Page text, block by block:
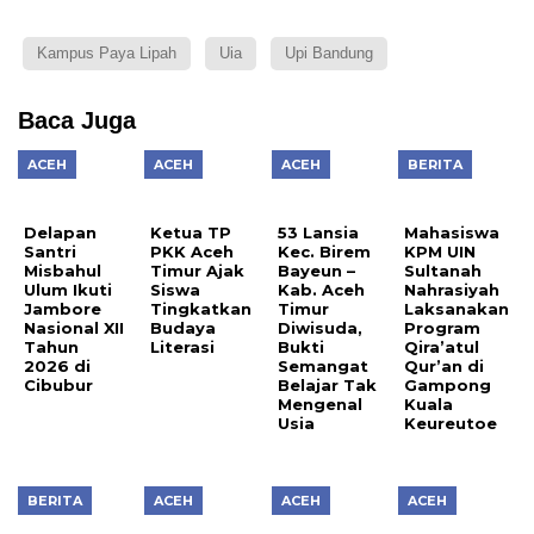
Kampus Paya Lipah Uia Upi Bandung
Baca Juga
ACEH
Delapan
Santri
Misbahul
Ulum Ikuti
Jambore
Nasional XII
Tahun
2026 di
Cibubur
ACEH
Ketua TP
PKK Aceh
Timur Ajak
Siswa
Tingkatkan
Budaya
Literasi
ACEH
53 Lansia
Kec. Birem
Bayeun –
Kab. Aceh
Timur
Diwisuda,
Bukti
Semangat
Belajar Tak
Mengenal
Usia
BERITA
Mahasiswa
KPM UIN
Sultanah
Nahrasiyah
Laksanakan
Program
Qira’atul
Qur’an di
Gampong
Kuala
Keureutoe
BERITA ACEH ACEH ACEH